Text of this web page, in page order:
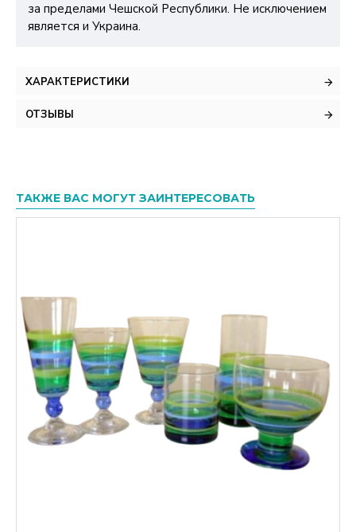
за пределами Чешской Республики. Не исключением
является и Украина.
ХАРАКТЕРИСТИКИ
ОТЗЫВЫ
ТАКЖЕ ВАС МОГУТ ЗАИНТЕРЕСОВАТЬ